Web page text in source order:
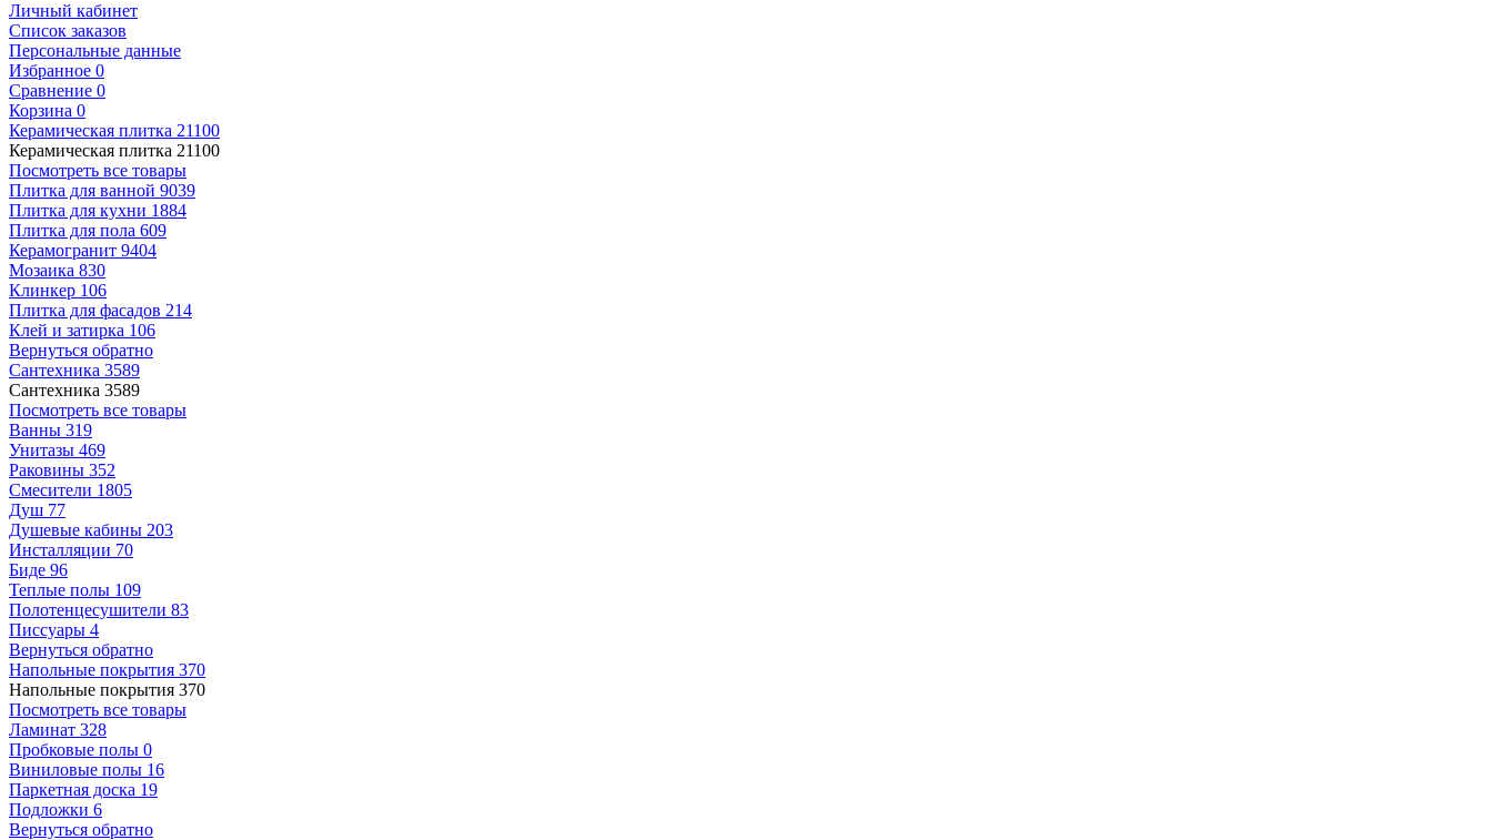
Личный кабинет
Список заказов
Персональные данные
Избранное 0
Сравнение 0
Корзина 0
Керамическая плитка 21100
Керамическая плитка 21100
Посмотреть все товары
Плитка для ванной 9039
Плитка для кухни 1884
Плитка для пола 609
Керамогранит 9404
Мозаика 830
Клинкер 106
Плитка для фасадов 214
Клей и затирка 106
Вернуться обратно
Сантехника 3589
Сантехника 3589
Посмотреть все товары
Ванны 319
Унитазы 469
Раковины 352
Смесители 1805
Душ 77
Душевые кабины 203
Инсталляции 70
Биде 96
Теплые полы 109
Полотенцесушители 83
Писсуары 4
Вернуться обратно
Напольные покрытия 370
Напольные покрытия 370
Посмотреть все товары
Ламинат 328
Пробковые полы 0
Виниловые полы 16
Паркетная доска 19
Подложки 6
Вернуться обратно